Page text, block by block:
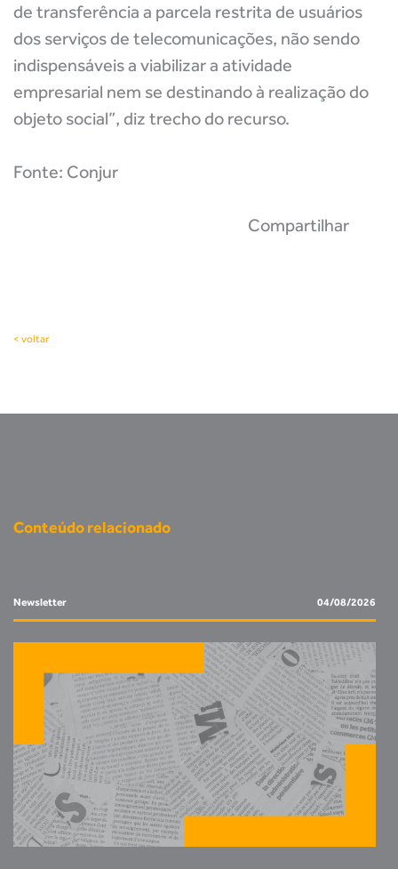
de transferência a parcela restrita de usuários
dos serviços de telecomunicações, não sendo
indispensáveis a viabilizar a atividade
empresarial nem se destinando à realização do
objeto social”, diz trecho do recurso.
Fonte: Conjur
Compartilhar
< voltar
Conteúdo relacionado
Newsletter 04/08/2026